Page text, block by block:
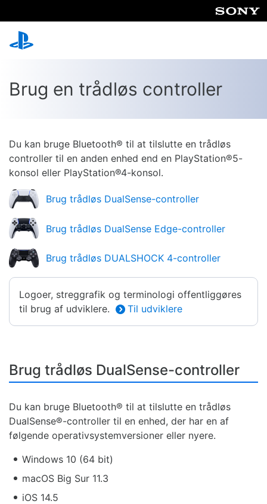
Brug en trådløs controller
Du kan bruge Bluetooth® til at tilslutte en trådløs
controller til en anden enhed end en PlayStation®5-
konsol eller PlayStation®4-konsol.
Brug trådløs DualSense-controller
Brug trådløs DualSense Edge-controller
Brug trådløs DUALSHOCK 4-controller
Logoer, streggrafik og terminologi offentliggøres
til brug af udviklere.
Til udviklere
Brug trådløs DualSense-controller
Du kan bruge Bluetooth® til at tilslutte en trådløs
DualSense®-controller til en enhed, der har en af
følgende operativsystemversioner eller nyere.
Windows 10 (64 bit)
macOS Big Sur 11.3
iOS 14.5